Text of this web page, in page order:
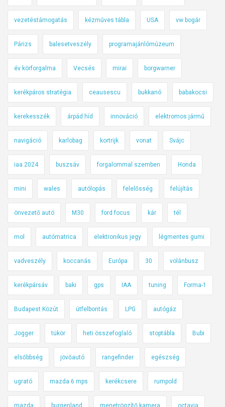
vezetéstámogatás kézműves tábla USA vw bogár
Párizs balesetveszély programajánlómúzeum
év körforgalma Vecsés mirai borgwarner
kerékpáros stratégia ceausescu bukkanó babakocsi
kerekesszék árpád híd innováció elektromos jármű
navigáció karlobag kortrijk vonat Svájc
iaa 2024 buszsáv forgalommal szemben Honda
mini wales autólopás felelősség felújítás
önvezető autó M30 ford focus kár tél
mol autómatrica elektronikus jegy légmentes gumi
vadveszély koccanás Európa 30 volánbusz
kerékpársáv baki gps IAA tuning Forma-1
Budapest Közút útfelbontás LPG autógáz
Jogger tükör heti összefoglaló stoptábla Bubi
elsőbbség jövőautó rangefinder egészség
ugrató mazda 6 mps kerékcsere rumpold
mazda burgenland menetrögzítő kamera octavia